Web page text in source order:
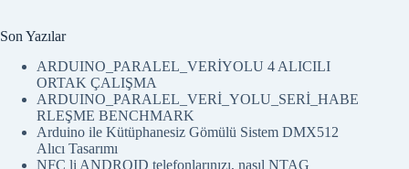
Son Yazılar
ARDUINO_PARALEL_VERİYOLU 4 ALICILI
ORTAK ÇALIŞMA
ARDUINO_PARALEL_VERİ_YOLU_SERİ_HABE
RLEŞME BENCHMARK
Arduino ile Kütüphanesiz Gömülü Sistem DMX512
Alıcı Tasarımı
NFC li ANDROID telefonlarınızı, nasıl NTAG